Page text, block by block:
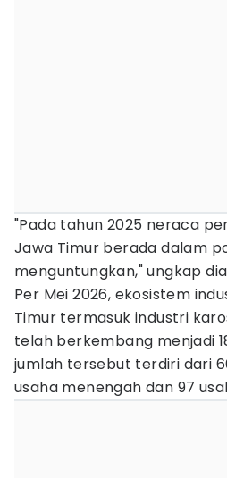
"Pada tahun 2025 neraca
Jawa Timur berada dalam
menguntungkan," ungkap
Per Mei 2026, ekosistem
Timur termasuk industri
telah berkembang menjadi
jumlah tersebut terdiri dari
usaha menengah dan 97